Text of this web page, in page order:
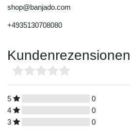
shop@banjado.com
+4935130708080
Kundenrezensionen
5
0
4
0
3
0